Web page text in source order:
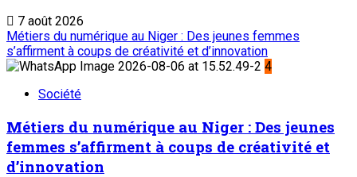
7 août 2026
Métiers du numérique au Niger : Des jeunes femmes
s’affirment à coups de créativité et d’innovation
4
Société
Métiers du numérique au Niger : Des jeunes
femmes s’affirment à coups de créativité et
d’innovation